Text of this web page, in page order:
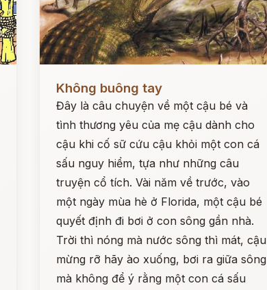
Không buông tay
Đây là câu chuyện về một cậu bé và
tình thương yêu của mẹ cậu dành cho
cậu khi cố sữ cứu cậu khỏi một con cá
sấu nguy hiểm, tựa như những câu
truyện cổ tích. Vài năm về trước, vào
một ngày mùa hè ở Florida, một cậu bé
quyết định đi bơi ở con sông gần nhà.
Trời thì nóng mà nước sông thì mát, cậu
mừng rỡ hãy ào xuống, bơi ra giữa sông
mà không để ý rằng một con cá sấu